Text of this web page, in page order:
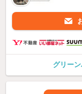
グリー